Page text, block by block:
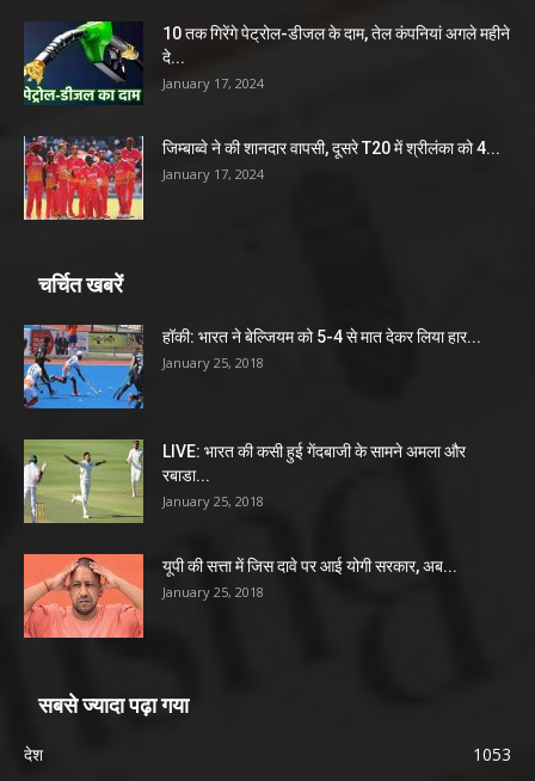
10 तक गिरेंगे पेट्रोल-डीजल के दाम, तेल कंपनियां अगले महीने
दे...
January 17, 2024
जिम्बाब्वे ने की शानदार वापसी, दूसरे T20 में श्रीलंका को 4...
January 17, 2024
चर्चित खबरें
हॉकी: भारत ने बेल्जियम को 5-4 से मात देकर लिया हार...
January 25, 2018
LIVE: भारत की कसी हुई गेंदबाजी के सामने अमला और
रबाडा...
January 25, 2018
यूपी की सत्ता में जिस दावे पर आई योगी सरकार, अब...
January 25, 2018
सबसे ज्यादा पढ़ा गया
देश
1053